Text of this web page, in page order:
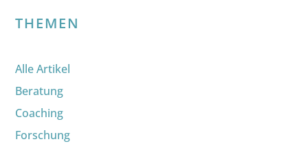
THEMEN
Alle Artikel
Beratung
Coaching
Forschung